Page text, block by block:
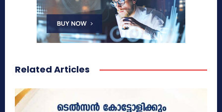
Related Articles